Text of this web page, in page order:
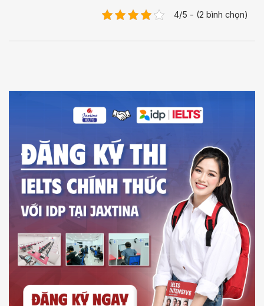
4/5 - (2 bình chọn)